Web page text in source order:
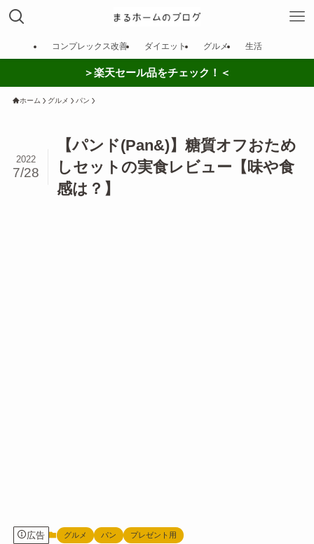
コンプレックス改善 ダイエット グルメ 生活
＞楽天セール品をチェック！＜
ホーム グルメ パン
【パンド(Pan&)】糖質オフおため
しセットの実食レビュー【味や食
感は？】
2022
7/28
広告 グルメ パン プレゼント用